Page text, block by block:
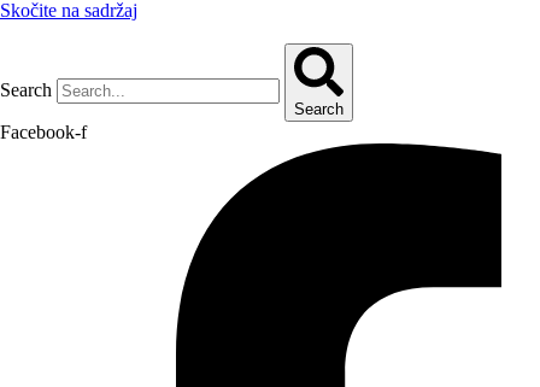
Skočite na sadržaj
Search
Search
Facebook-f